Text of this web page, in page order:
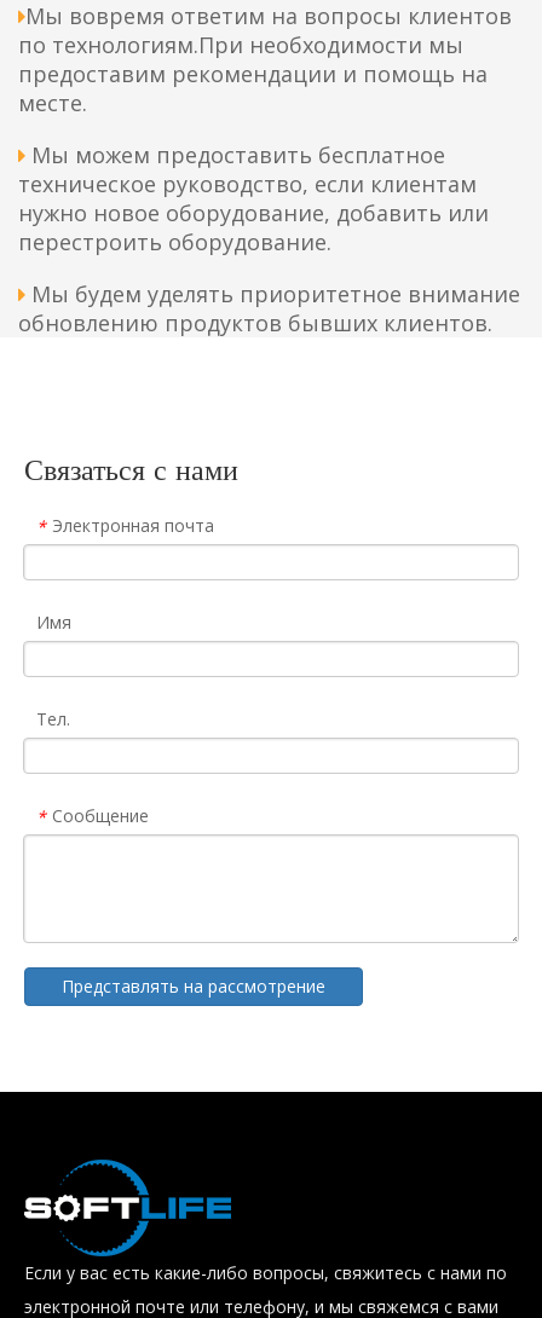
Мы вовремя ответим на вопросы клиентов
по технологиям.При необходимости мы
предоставим рекомендации и помощь на
месте.
 Мы можем предоставить бесплатное
техническое руководство, если клиентам
нужно новое оборудование, добавить или
перестроить оборудование.
 Мы будем уделять приоритетное внимание
обновлению продуктов бывших клиентов.
Связаться с нами
* Электронная почта
Имя
Тел.
* Сообщение
Представлять на рассмотрение
Если у вас есть какие-либо вопросы, свяжитесь с нами по
электронной почте или телефону, и мы свяжемся с вами